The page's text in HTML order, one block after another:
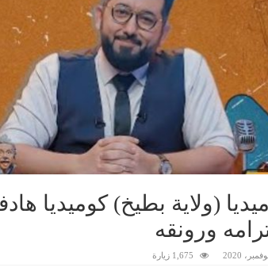
(ولاية بطيخ) كوميديا
ورونقه
1,675 زيارة